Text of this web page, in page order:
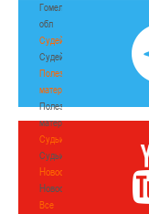
Гомельская
обл
Судейство
Судейство
Полезные
материалы
Полезные
материалы
Судьи
Судьи
Новости
Новости
Все